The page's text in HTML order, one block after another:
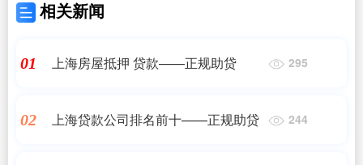
相关新闻
01 上海房屋抵押 贷款——正规助贷 295
02 上海贷款公司排名前十——正规助贷 244